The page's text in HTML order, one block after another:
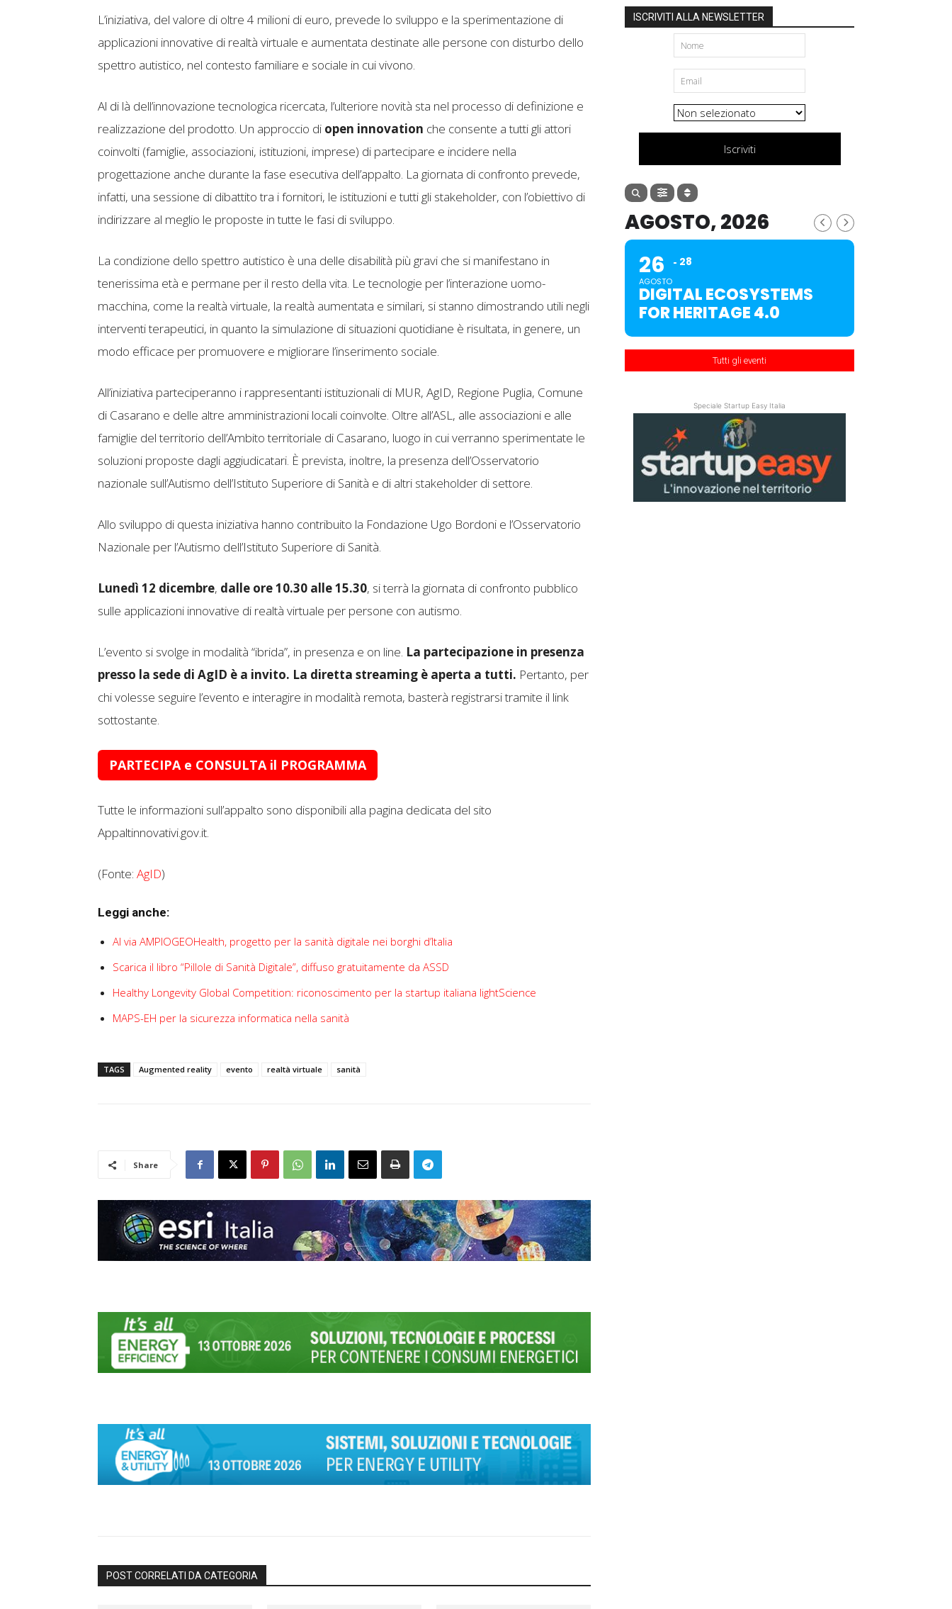
L’iniziativa, del valore di oltre 4 milioni di euro, prevede lo sviluppo e la sperimentazione di
applicazioni innovative di realtà virtuale e aumentata destinate alle persone con disturbo dello
spettro autistico, nel contesto familiare e sociale in cui vivono.
Al di là dell’innovazione tecnologica ricercata, l’ulteriore novità sta nel processo di definizione e
realizzazione del prodotto. Un approccio di open innovation che consente a tutti gli attori
coinvolti (famiglie, associazioni, istituzioni, imprese) di partecipare e incidere nella
progettazione anche durante la fase esecutiva dell’appalto. La giornata di confronto prevede,
infatti, una sessione di dibattito tra i fornitori, le istituzioni e tutti gli stakeholder, con l’obiettivo di
indirizzare al meglio le proposte in tutte le fasi di sviluppo.
La condizione dello spettro autistico è una delle disabilità più gravi che si manifestano in
tenerissima età e permane per il resto della vita. Le tecnologie per l’interazione uomo-
macchina, come la realtà virtuale, la realtà aumentata e similari, si stanno dimostrando utili negli
interventi terapeutici, in quanto la simulazione di situazioni quotidiane è risultata, in genere, un
modo efficace per promuovere e migliorare l’inserimento sociale.
All’iniziativa parteciperanno i rappresentanti istituzionali di MUR, AgID, Regione Puglia, Comune
di Casarano e delle altre amministrazioni locali coinvolte. Oltre all’ASL, alle associazioni e alle
famiglie del territorio dell’Ambito territoriale di Casarano, luogo in cui verranno sperimentate le
soluzioni proposte dagli aggiudicatari. È prevista, inoltre, la presenza dell’Osservatorio
nazionale sull’Autismo dell’Istituto Superiore di Sanità e di altri stakeholder di settore.
Allo sviluppo di questa iniziativa hanno contribuito la Fondazione Ugo Bordoni e l’Osservatorio
Nazionale per l’Autismo dell’Istituto Superiore di Sanità.
Lunedì 12 dicembre, dalle ore 10.30 alle 15.30, si terrà la giornata di confronto pubblico
sulle applicazioni innovative di realtà virtuale per persone con autismo.
L’evento si svolge in modalità “ibrida”, in presenza e on line. La partecipazione in presenza
presso la sede di AgID è a invito. La diretta streaming è aperta a tutti. Pertanto, per
chi volesse seguire l’evento e interagire in modalità remota, basterà registrarsi tramite il link
sottostante.
PARTECIPA e CONSULTA il PROGRAMMA
Tutte le informazioni sull’appalto sono disponibili alla pagina dedicata del sito
Appaltinnovativi.gov.it.
(Fonte: AgID)
Leggi anche:
Al via AMPIOGEOHealth, progetto per la sanità digitale nei borghi d’Italia
Scarica il libro “Pillole di Sanità Digitale”, diffuso gratuitamente da ASSD
Healthy Longevity Global Competition: riconoscimento per la startup italiana lightScience
MAPS-EH per la sicurezza informatica nella sanità
TAGS Augmented reality evento realtà virtuale sanità
Share
POST CORRELATI DA CATEGORIA
ISCRIVITI ALLA NEWSLETTER
Iscriviti
AGOSTO, 2026
26
AGOSTO
28
DIGITAL ECOSYSTEMS
FOR HERITAGE 4.0
Tutti gli eventi
Speciale Startup Easy Italia